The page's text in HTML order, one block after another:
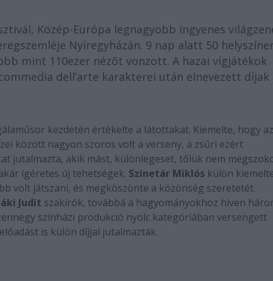
Közép-Európa legnagyobb ingyenes
Nyíregyházán. 9 nap alatt 50
mint 110ezer nézõt vonzott. A hazai vígjátékok
dell’arte karakterei után elnevezett díjak
kezdetén értékelte a látottakat. Kiemelte, hogy
között nagyon szoros volt a verseny, a zsűri ezért
jutalmazta, akik mást, különlegeset, tőlük nem
ígéretes új tehetségek. Szinetár Miklós külön
volt játszani, és megköszönte a közönség szeretetét.
Judit szakírók, továbbá a hagyományokhoz híven
színházi produkció nyolc kategóriában versengett
is külön díjjal jutalmazták.